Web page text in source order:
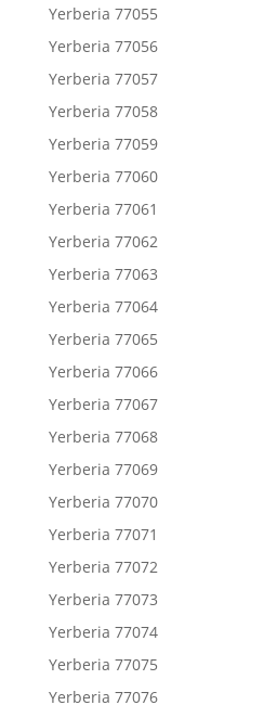
Yerberia 77055
Yerberia 77056
Yerberia 77057
Yerberia 77058
Yerberia 77059
Yerberia 77060
Yerberia 77061
Yerberia 77062
Yerberia 77063
Yerberia 77064
Yerberia 77065
Yerberia 77066
Yerberia 77067
Yerberia 77068
Yerberia 77069
Yerberia 77070
Yerberia 77071
Yerberia 77072
Yerberia 77073
Yerberia 77074
Yerberia 77075
Yerberia 77076